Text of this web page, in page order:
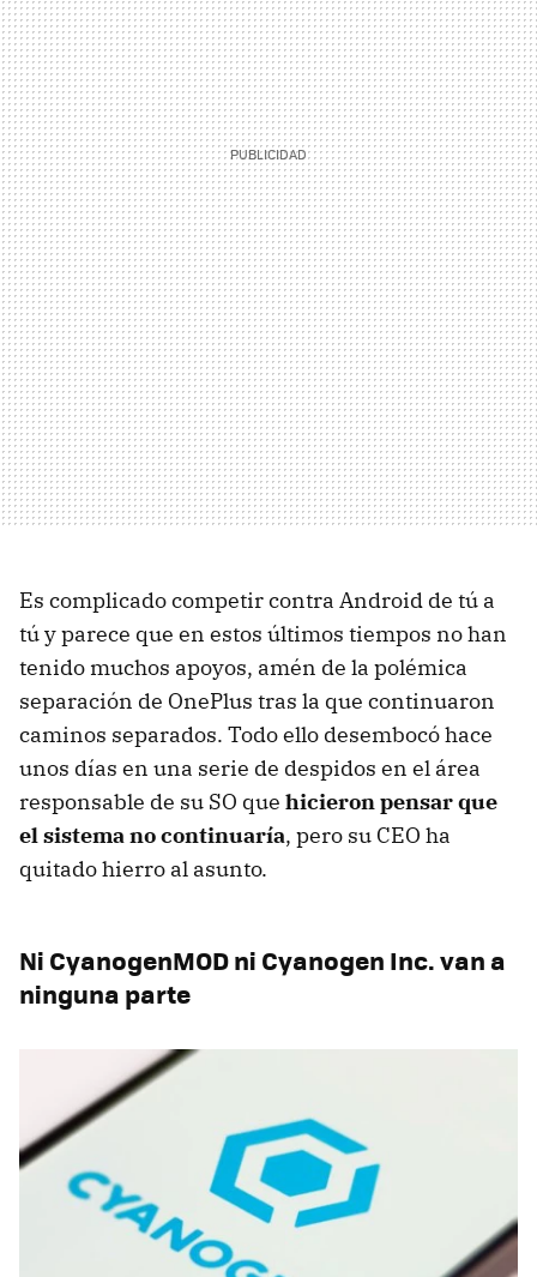
Es complicado competir contra Android de tú a
tú y parece que en estos últimos tiempos no han
tenido muchos apoyos, amén de la polémica
separación de OnePlus tras la que continuaron
caminos separados. Todo ello desembocó hace
unos días en una serie de despidos en el área
responsable de su SO que hicieron pensar que
el sistema no continuaría, pero su CEO ha
quitado hierro al asunto.
Ni CyanogenMOD ni Cyanogen Inc. van a
ninguna parte